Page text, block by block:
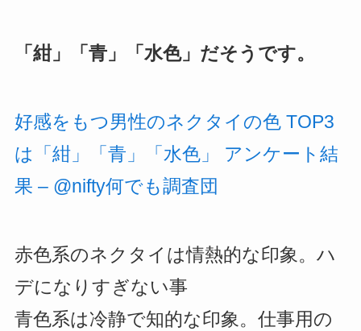
「紺」「青」「水色」だそうです。
好感をもつ男性のネクタイの色 TOP3
は「紺」「青」「水色」 アンケート結
果 – @nifty何でも調査団
赤色系のネクタイは情熱的な印象。ハ
デになりすぎない事
青色系は冷静で知的な印象。仕事用の